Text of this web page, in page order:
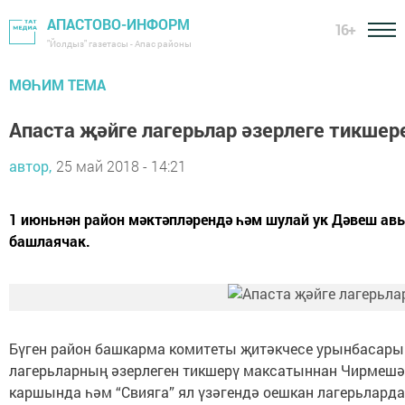
АПАСТОВО-ИНФОРМ
"Йолдыз" газетасы - Апас районы
16+
МӨҺИМ ТЕМА
Апаста җәйге лагерьлар әзерлеге
автор, 25 май 2018 - 14:21
1 июньнән район мәктәпләрендә һәм шулай ук Дәвеш
башлаячак.
Бүген район башкарма комитеты җитәкчесе
лагерьларның әзерлеген тикшерү максатыннан
каршында һәм “Свияга” ял үзәгендә оешкан